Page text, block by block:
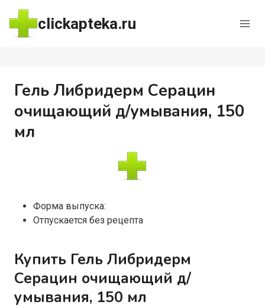
Перейти
содержимому
clickapteka.ru
Гель Либридерм Серацин
очищающий д/умывания, 150
мл
Форма выпуска:
Отпускается без рецепта
Купить Гель Либридерм
Серацин очищающий д/
умывания, 150 мл